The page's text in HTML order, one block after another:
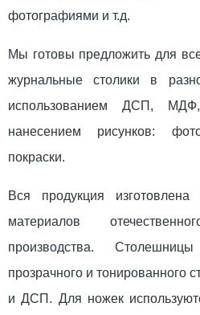
фотографиями и т.д.
Мы готовы предложить для
журнальные столики в
использованием ДСП,
нанесением рисунков:
покраски.
Вся продукция изготовлена
материалов
производства.
прозрачного и тонированного
и ДСП. Для ножек